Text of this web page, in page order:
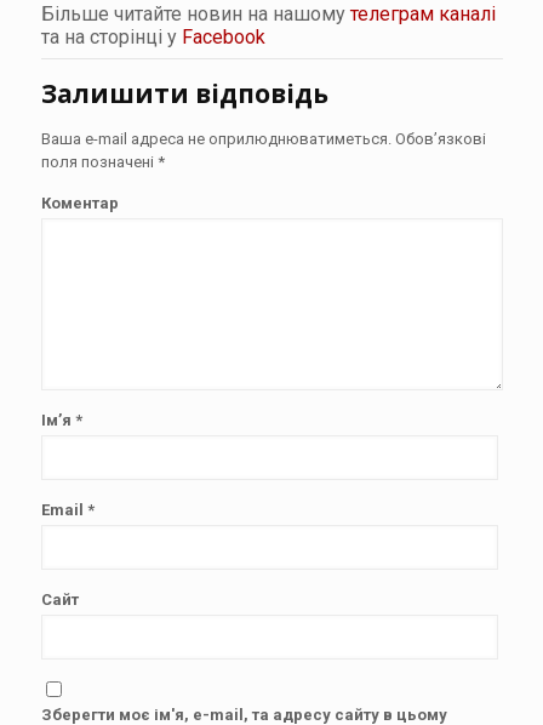
Більше читайте новин на нашомутелеграм каналі
та на сторінці у Facebook
Залишити відповідь
Ваша e-mail адреса не оприлюднюватиметься. Обов’язкові
поля позначені *
Коментар
Ім’я *
Email *
Сайт
Зберегти моє ім'я, e-mail, та адресу сайту в цьому